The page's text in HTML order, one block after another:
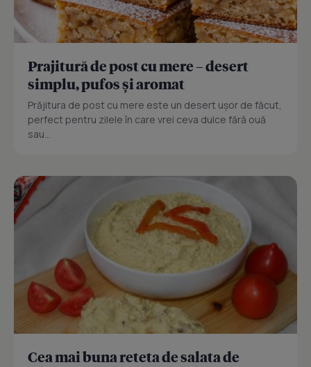
Prajitură de post cu mere – desert
simplu, pufos și aromat
Prăjitura de post cu mere este un desert ușor de făcut,
perfect pentru zilele în care vrei ceva dulce fără ouă
sau...
Cea mai buna reteta de salata de